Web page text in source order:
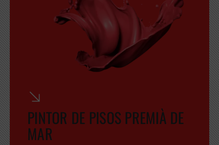
PINTOR DE PISOS PREMIÀ DE
MAR